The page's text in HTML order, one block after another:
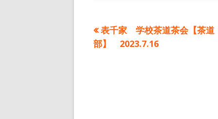
ー
投前
の
表千家 学校茶道茶会【茶道
部】 2023.7.16